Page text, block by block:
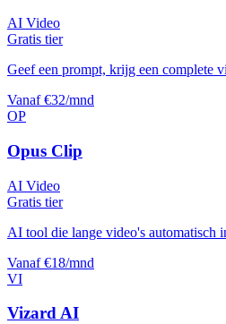
AI Video
Gratis tier
Geef een prompt, krijg een complete
Vanaf €32/mnd
OP
Opus Clip
AI Video
Gratis tier
AI tool die lange video's automatisch
Vanaf €18/mnd
VI
Vizard AI